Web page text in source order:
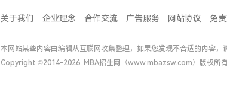
关于我们 企业理念 合作交流 广告服务 网站协议 免
本网站某些内容由编辑从互联网收集整理，如果您发现不合适的内容，
Copyright ©2014-2026. MBA招生网（www.mbazsw.com）版权所